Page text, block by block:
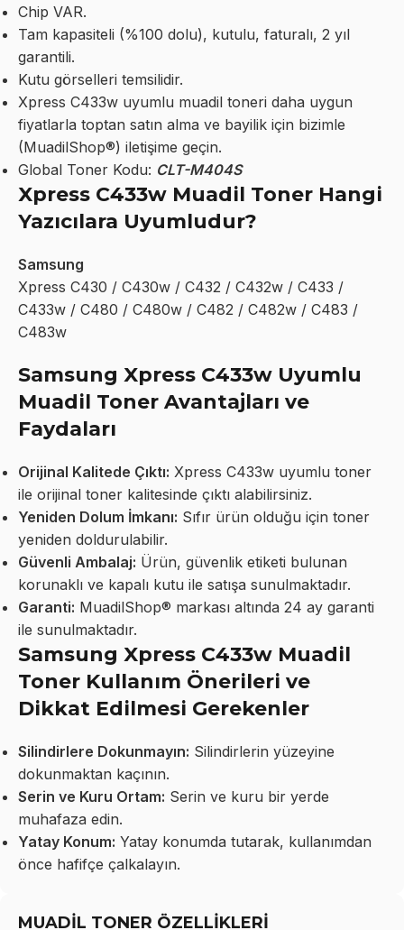
Chip VAR.
Tam kapasiteli (%100 dolu), kutulu, faturalı, 2 yıl
garantili.
Kutu görselleri temsilidir.
Xpress C433w uyumlu muadil toneri daha uygun
fiyatlarla toptan satın alma ve bayilik için bizimle
(MuadilShop®) iletişime geçin.
Global Toner Kodu: CLT-M404S
Xpress C433w Muadil Toner Hangi
Yazıcılara Uyumludur?
Samsung
Xpress C430 / C430w / C432 / C432w / C433 /
C433w / C480 / C480w / C482 / C482w / C483 /
C483w
Samsung Xpress C433w Uyumlu
Muadil Toner Avantajları ve
Faydaları
Orijinal Kalitede Çıktı: Xpress C433w uyumlu toner
ile orijinal toner kalitesinde çıktı alabilirsiniz.
Yeniden Dolum İmkanı: Sıfır ürün olduğu için toner
yeniden doldurulabilir.
Güvenli Ambalaj: Ürün, güvenlik etiketi bulunan
korunaklı ve kapalı kutu ile satışa sunulmaktadır.
Garanti: MuadilShop® markası altında 24 ay garanti
ile sunulmaktadır.
Samsung Xpress C433w Muadil
Toner Kullanım Önerileri ve
Dikkat Edilmesi Gerekenler
Silindirlere Dokunmayın: Silindirlerin yüzeyine
dokunmaktan kaçının.
Serin ve Kuru Ortam: Serin ve kuru bir yerde
muhafaza edin.
Yatay Konum: Yatay konumda tutarak, kullanımdan
önce hafifçe çalkalayın.
MUADİL TONER ÖZELLİKLERİ